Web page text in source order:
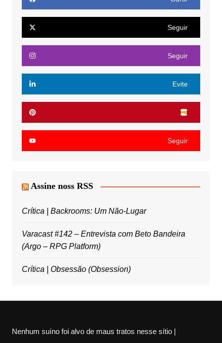
Seguir
Seguir
Evite
Seguir
Assine noss RSS
Crítica | Backrooms: Um Não-Lugar
Varacast #142 – Entrevista com Beto Bandeira
(Argo – RPG Platform)
Crítica | Obsessão (Obsession)
Nenhum suíno foi alvo de maus tratos nesse sítio |